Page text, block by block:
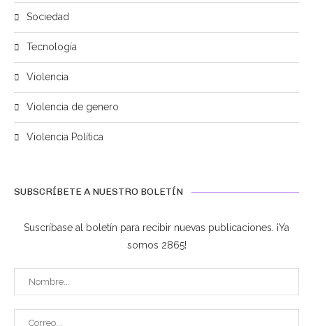
Sociedad
Tecnología
Violencia
Violencia de genero
Violencia Política
SUBSCRÍBETE A NUESTRO BOLETÍN
Suscríbase al boletín para recibir nuevas publicaciones. ¡Ya
somos 2865!